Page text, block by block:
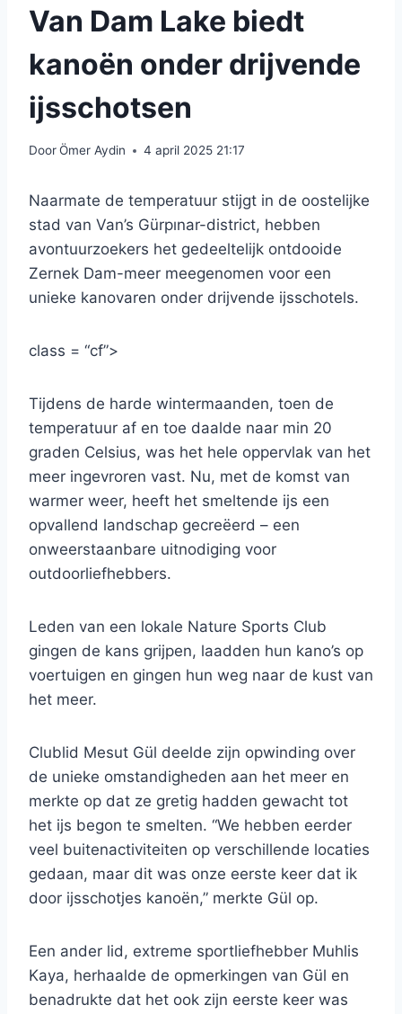
Van Dam Lake biedt
kanoën onder drijvende
ijsschotsen
DoorÖmer Aydin 4 april 2025 21:17
Naarmate de temperatuur stijgt in de oostelijke
stad van Van’s Gürpınar-district, hebben
avontuurzoekers het gedeeltelijk ontdooide
Zernek Dam-meer meegenomen voor een
unieke kanovaren onder drijvende ijsschotels.
class = “cf”>
Tijdens de harde wintermaanden, toen de
temperatuur af en toe daalde naar min 20
graden Celsius, was het hele oppervlak van het
meer ingevroren vast. Nu, met de komst van
warmer weer, heeft het smeltende ijs een
opvallend landschap gecreëerd – een
onweerstaanbare uitnodiging voor
outdoorliefhebbers.
Leden van een lokale Nature Sports Club
gingen de kans grijpen, laadden hun kano’s op
voertuigen en gingen hun weg naar de kust van
het meer.
Clublid Mesut Gül deelde zijn opwinding over
de unieke omstandigheden aan het meer en
merkte op dat ze gretig hadden gewacht tot
het ijs begon te smelten. “We hebben eerder
veel buitenactiviteiten op verschillende locaties
gedaan, maar dit was onze eerste keer dat ik
door ijsschotjes kanoën,” merkte Gül op.
Een ander lid, extreme sportliefhebber Muhlis
Kaya, herhaalde de opmerkingen van Gül en
benadrukte dat het ook zijn eerste keer was